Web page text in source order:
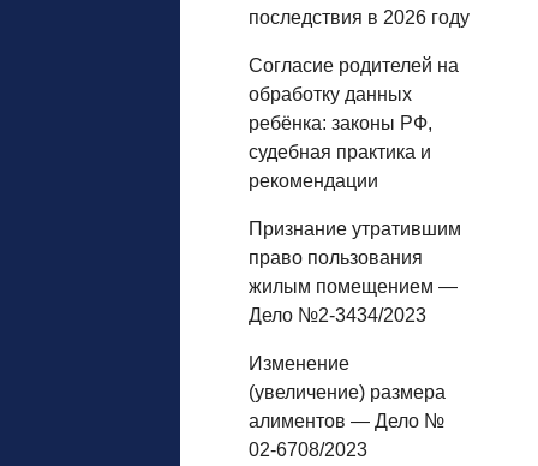
последствия в 2026 году
Согласие родителей на
обработку данных
ребёнка: законы РФ,
судебная практика и
рекомендации
Признание утратившим
право пользования
жилым помещением —
Дело №2-3434/2023
Изменение
(увеличение) размера
алиментов — Дело №
02-6708/2023